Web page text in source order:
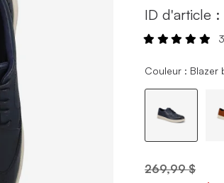
ID d'article :
Couleur : Blazer
269,99 $